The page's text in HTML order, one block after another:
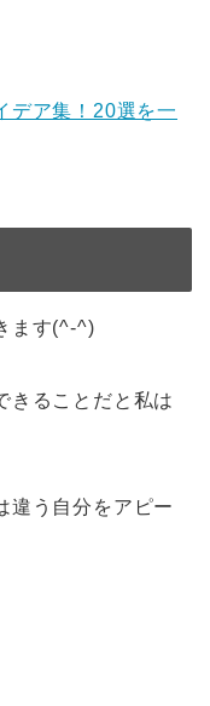
デア集！20選を一
ます(^-^)
きることだと私は
違う自分をアピー